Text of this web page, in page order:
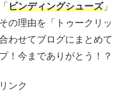
ビンディングシューズ」
の理由を「トゥークリッ
わせてブログにまとめて
！今までありがとう！？
ンク